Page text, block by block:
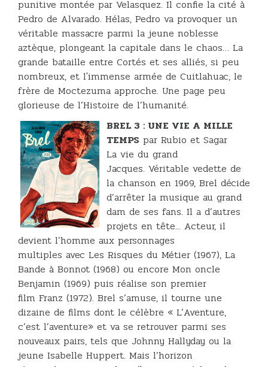
punitive montée par Velasquez. Il confie la cité à
Pedro de Alvarado. Hélas, Pedro va provoquer un
véritable massacre parmi la jeune noblesse
aztèque, plongeant la capitale dans le chaos… La
grande bataille entre Cortés et ses alliés, si peu
nombreux, et l'immense armée de Cuitlahuac, le
frère de Moctezuma approche. Une page peu
glorieuse de l’Histoire de l’humanité.
BREL 3 : UNE VIE A MILLE
TEMPS par Rubio et Sagar
La vie du grand
Jacques. Véritable vedette de
la chanson en 1969, Brel décide
d’arrêter la musique au grand
dam de ses fans. Il a d’autres
projets en tête... Acteur, il
devient l’homme aux personnages
multiples avec Les Risques du Métier (1967), La
Bande à Bonnot (1968) ou encore Mon oncle
Benjamin (1969) puis réalise son premier
film Franz (1972). Brel s’amuse, il tourne une
dizaine de films dont le célèbre « L’Aventure,
c’est l’aventure» et va se retrouver parmi ses
nouveaux pairs, tels que Johnny Hallyday ou la
jeune Isabelle Huppert. Mais l’horizon